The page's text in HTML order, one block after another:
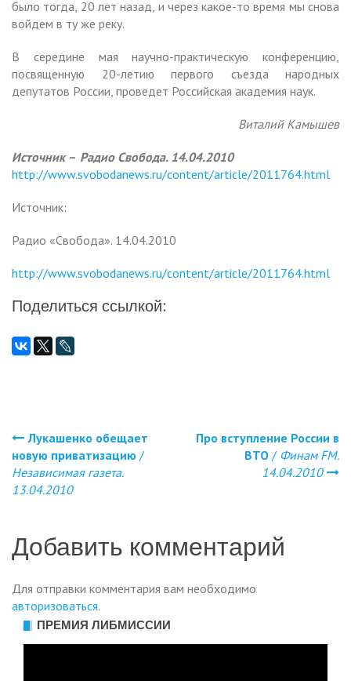
было тогда, 20 лет назад, и через какое-то время мы снова
войдем в ту же реку.
В середине мая научно-практическую конференцию,
посвященную 20-летию первого съезда народных
депутатов России, проведет Российская академия наук.
Виталий Камышев
Источник – Радио Свобода. 14.04.2010
http://www.svobodanews.ru/content/article/2011764.html
Источник:
Радио «Свобода». 14.04.2010
http://www.svobodanews.ru/content/article/2011764.html
Поделиться ссылкой:
Навигация
по
записям
Лукашенко обещает
новую приватизацию /
Независимая газета.
13.04.2010
Про вступление России в
ВТО / Финам FM.
14.04.2010
Добавить комментарий
Для отправки комментария вам необходимо
авторизоваться.
ПРЕМИЯ ЛИБМИССИИ